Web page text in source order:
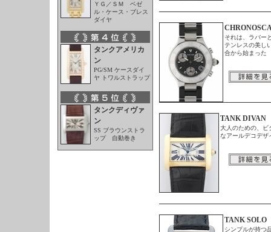
ＹＧ／ＳＭ ベゼ
ル・ケース・ブレス
ダイヤ
タンクアメリカ
ン
PG/SM ケースダイ
ヤ トワルストラップ
タンクディヴァ
ン
SS ブラウンストラ
ップ 自動巻き
それは、ラバー
テンレスの美し
合から始まった
TANK DIVAN
大人のための、ビ
なアールデコデザ
TANK SOLO
シンプルが持つ